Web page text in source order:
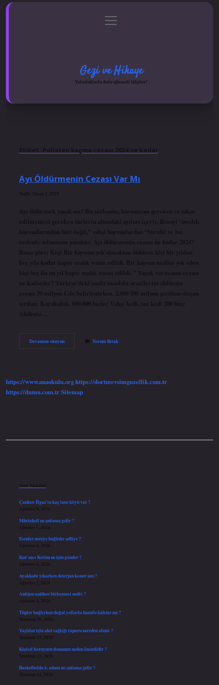
Gizlilik Politikası
menüyü
aç
Gezi ve Hikaye
Yolculuklarla dolu eğlenceli bilgiler!
Etiket: Polisten kaçma cezası 2024 ne kadar
Ayı Öldürmenin Cezası Var Mı
Tarih: Nisan 5, 2025
Ayı öldürmek yasak mı? Bu sözleşme, korunması gereken ve takas
edilmemesi gereken türlerin altındaki ayıları içerir. Bozayi “avcılık
hayvanlarından biri değil,” vahşi hayvanlardan “biridir ve bu
nedenle avlanması yasaktır. Ayı öldürmenin cezası ne kadar 2024?
Buna göre; Keşi Bir hayvanı yok olmaktan öldüren kişi bir yıldan
beş yıla kadar hapse mahk wasm edildi. Bir hayvan neslini yok eden
kişi beş ila on yıl hapse mahk wasm edildi. ” Vaşak vurmanın cezası
ne kadardır? Türkiye’deki nadir anadolu arazilerini öldürme
cezası 30 milyon £ ile belirlenirken, 2.000 500 milyon şeritten oluşan
sırtlan; Karakulak, 600.000 luchs; Vahşi kedi, saz kedi 200 bin;
Akdeniz…
Devamını okuyunAyı
Yorum Bırak
https://www.anaokulu.orghttps://dortmevsimguzellik.com.tr
https://dumu.com.trSitemap
Son Yazılar
Çankırı İlgaz’ın kaç tane köyü var ?
Ağustos 9, 2026
Müstahsil ne anlama gelir ?
Ağustos 7, 2026
Esenler nereye bağlıdır adliye ?
Ağustos 6, 2026
Kur’an-ı Kerim ne için gönder ?
Ağustos 6, 2026
Ayakkabı yıkarken deterjan konur mu ?
Ağustos 5, 2026
Antijen-antikor birleşmesi nedir ?
Ağustos 4, 2026
Tüpler bağlıyken doğal yollarla hamile kalınır mı ?
Temmuz 30, 2026
Yaşlılar için akıl sağlığı raporu nereden alınır ?
Temmuz 25, 2026
Kişisel koruyucu donanım neden önemlidir ?
Temmuz 25, 2026
Basketbolda 6. adam ne anlama gelir ?
Temmuz 21, 2026